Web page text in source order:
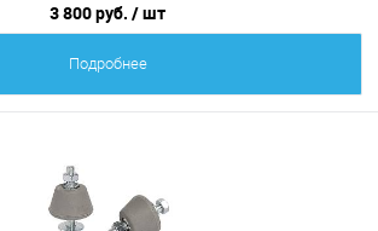
3 800 руб. / шт
Подробнее